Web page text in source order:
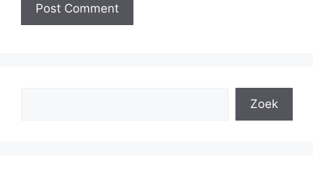
Zoek